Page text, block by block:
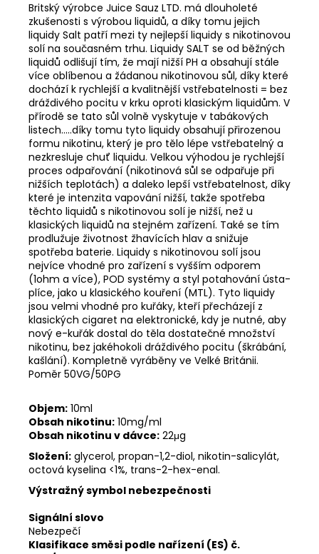
Britský výrobce Juice Sauz LTD. má dlouholeté
zkušenosti s výrobou liquidů, a díky tomu jejich
liquidy Salt patří mezi ty nejlepší liquidy s nikotinovou
solí na současném trhu. Liquidy SALT se od běžných
liquidů odlišují tím, že mají nižší PH a obsahují stále
více oblíbenou a žádanou nikotinovou sůl, díky které
dochází k rychlejší a kvalitnější vstřebatelnosti = bez
dráždivého pocitu v krku oproti klasickým liquidům. V
přírodě se tato sůl volně vyskytuje v tabákových
listech.....díky tomu tyto liquidy obsahují přirozenou
formu nikotinu, který je pro tělo lépe vstřebatelný a
nezkresluje chuť liquidu. Velkou výhodou je rychlejší
proces odpařování (nikotinová sůl se odpařuje při
nižších teplotách) a daleko lepší vstřebatelnost, díky
které je intenzita vapování nižší, takže spotřeba
těchto liquidů s nikotinovou solí je nižší, než u
klasických liquidů na stejném zařízení. Také se tím
prodlužuje životnost žhavících hlav a snižuje
spotřeba baterie. Liquidy s nikotinovou solí jsou
nejvíce vhodné pro zařízení s vyšším odporem
(1ohm a více), POD systémy a styl potahování ústa-
plíce, jako u klasického kouření (MTL). Tyto liquidy
jsou velmi vhodné pro kuřáky, kteří přecházejí z
klasických cigaret na elektronické, kdy je nutné, aby
nový e-kuřák dostal do těla dostatečné množství
nikotinu, bez jakéhokoli dráždivého pocitu (škrábání,
kašlání). Kompletně vyráběny ve Velké Británii.
Poměr 50VG/50PG
Objem: 10ml
Obsah nikotinu: 10mg/ml
Obsah nikotinu v dávce: 22μg
Složení: glycerol, propan-1,2-diol, nikotin-salicylát,
octová kyselina <1%, trans-2-hex-enal.
Výstražný symbol nebezpečnosti
Signální slovo
Nebezpečí
Klasifikace směsi podle nařízení (ES) č.